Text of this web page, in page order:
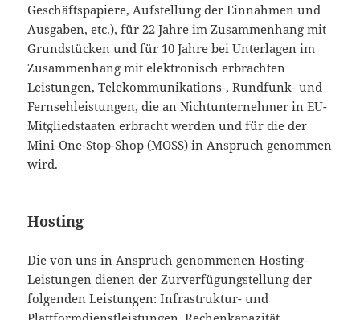
Geschäftspapiere, Aufstellung der Einnahmen und
Ausgaben, etc.), für 22 Jahre im Zusammenhang mit
Grundstücken und für 10 Jahre bei Unterlagen im
Zusammenhang mit elektronisch erbrachten
Leistungen, Telekommunikations-, Rundfunk- und
Fernsehleistungen, die an Nichtunternehmer in EU-
Mitgliedstaaten erbracht werden und für die der
Mini-One-Stop-Shop (MOSS) in Anspruch genommen
wird.
Hosting
Die von uns in Anspruch genommenen Hosting-
Leistungen dienen der Zurverfügungstellung der
folgenden Leistungen: Infrastruktur- und